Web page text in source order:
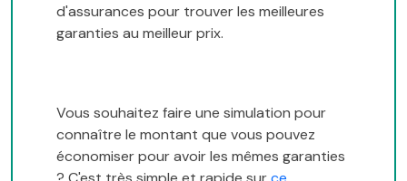
d'assurances pour trouver les meilleures
garanties au meilleur prix.
Vous souhaitez faire une simulation pour
connaître le montant que vous pouvez
économiser pour avoir les mêmes garanties